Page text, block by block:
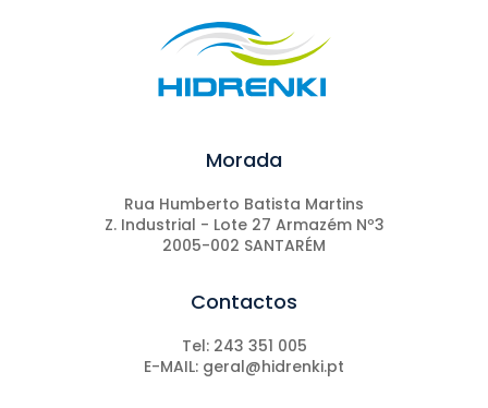
Morada
Rua Humberto Batista Martins
Z. Industrial - Lote 27 Armazém Nº3
2005-002 SANTARÉM
Contactos
Tel: 243 351 005
E-MAIL: geral@hidrenki.pt